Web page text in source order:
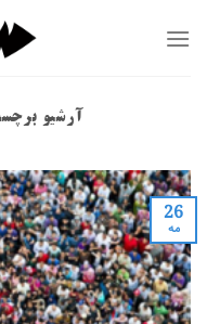
آرشیو
26
مه